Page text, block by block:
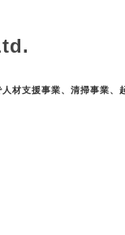
材支援事業、清掃事業